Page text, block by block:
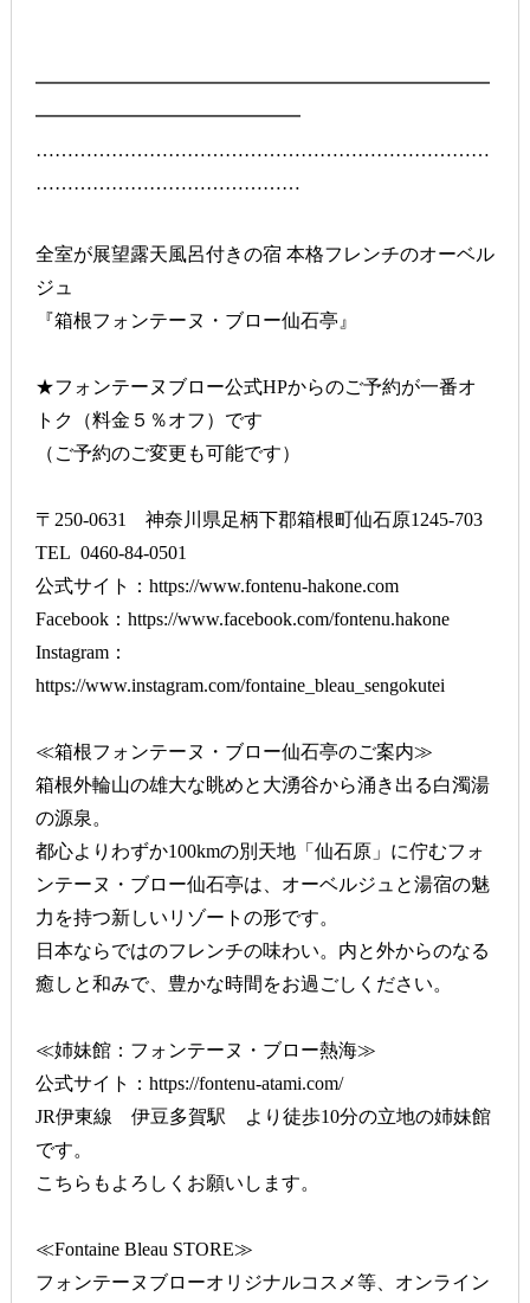
━━━━━━━━━━━━━━━━━━━━━━━━
━━━━━━━━━━━━━━
………………………………………………………………
……………………………………
全室が展望露天風呂付きの宿 本格フレンチのオーベル
ジュ
『箱根フォンテーヌ・ブロー仙石亭』
★フォンテーヌブロー公式HPからのご予約が一番オ
トク（料金５％オフ）です
（ご予約のご変更も可能です）
〒250-0631 神奈川県足柄下郡箱根町仙石原1245-703
TEL 0460-84-0501
公式サイト： https://www.fontenu-hakone.com
Facebook： https://www.facebook.com/fontenu.hakone
Instagram：
https://www.instagram.com/fontaine_bleau_sengokutei
≪箱根フォンテーヌ・ブロー仙石亭のご案内≫
箱根外輪山の雄大な眺めと大湧谷から涌き出る白濁湯
の源泉。
都心よりわずか100kmの別天地「仙石原」に佇むフォ
ンテーヌ・ブロー仙石亭は、オーベルジュと湯宿の魅
力を持つ新しいリゾートの形です。
日本ならではのフレンチの味わい。内と外からのなる
癒しと和みで、豊かな時間をお過ごしください。
≪姉妹館：フォンテーヌ・ブロー熱海≫
公式サイト： https://fontenu-atami.com/
JR伊東線 伊豆多賀駅 より徒歩10分の立地の姉妹館
です。
こちらもよろしくお願いします。
≪Fontaine Bleau STORE≫
フォンテーヌブローオリジナルコスメ等、オンライン